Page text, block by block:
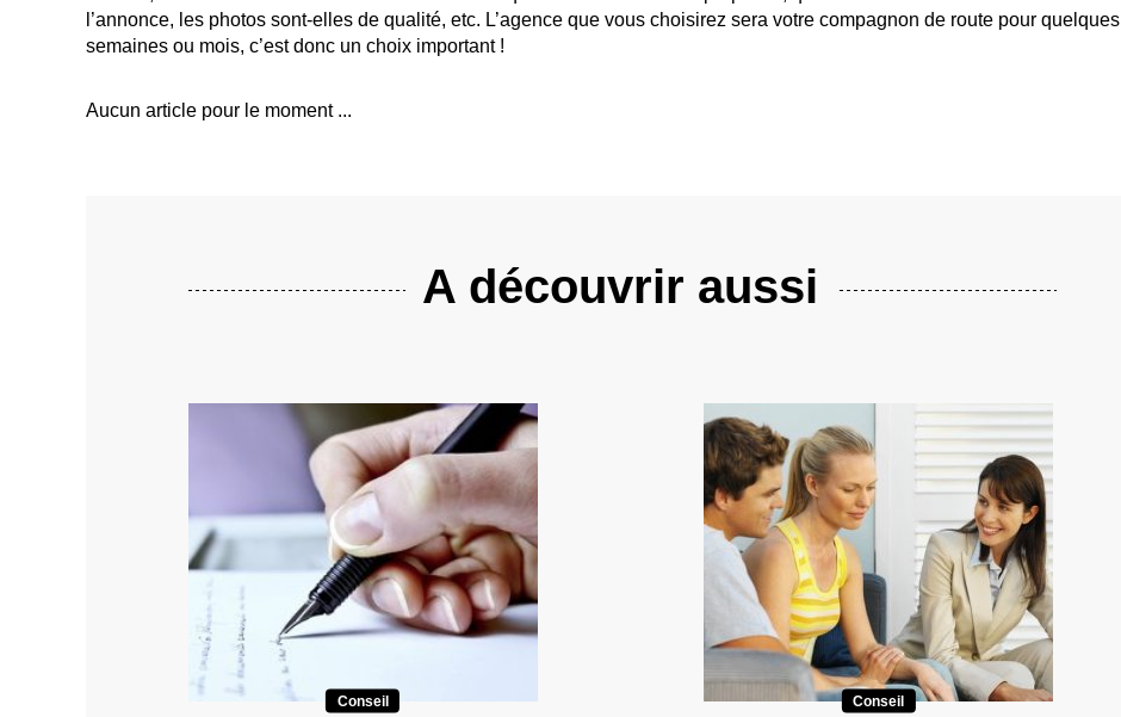
l’annonce, les photos sont-elles de qualité, etc. L’agence que vous choisirez sera votre compagnon de route pour quelques
semaines ou mois, c’est donc un choix important !
Aucun article pour le moment ...
A découvrir aussi
Conseil Conseil